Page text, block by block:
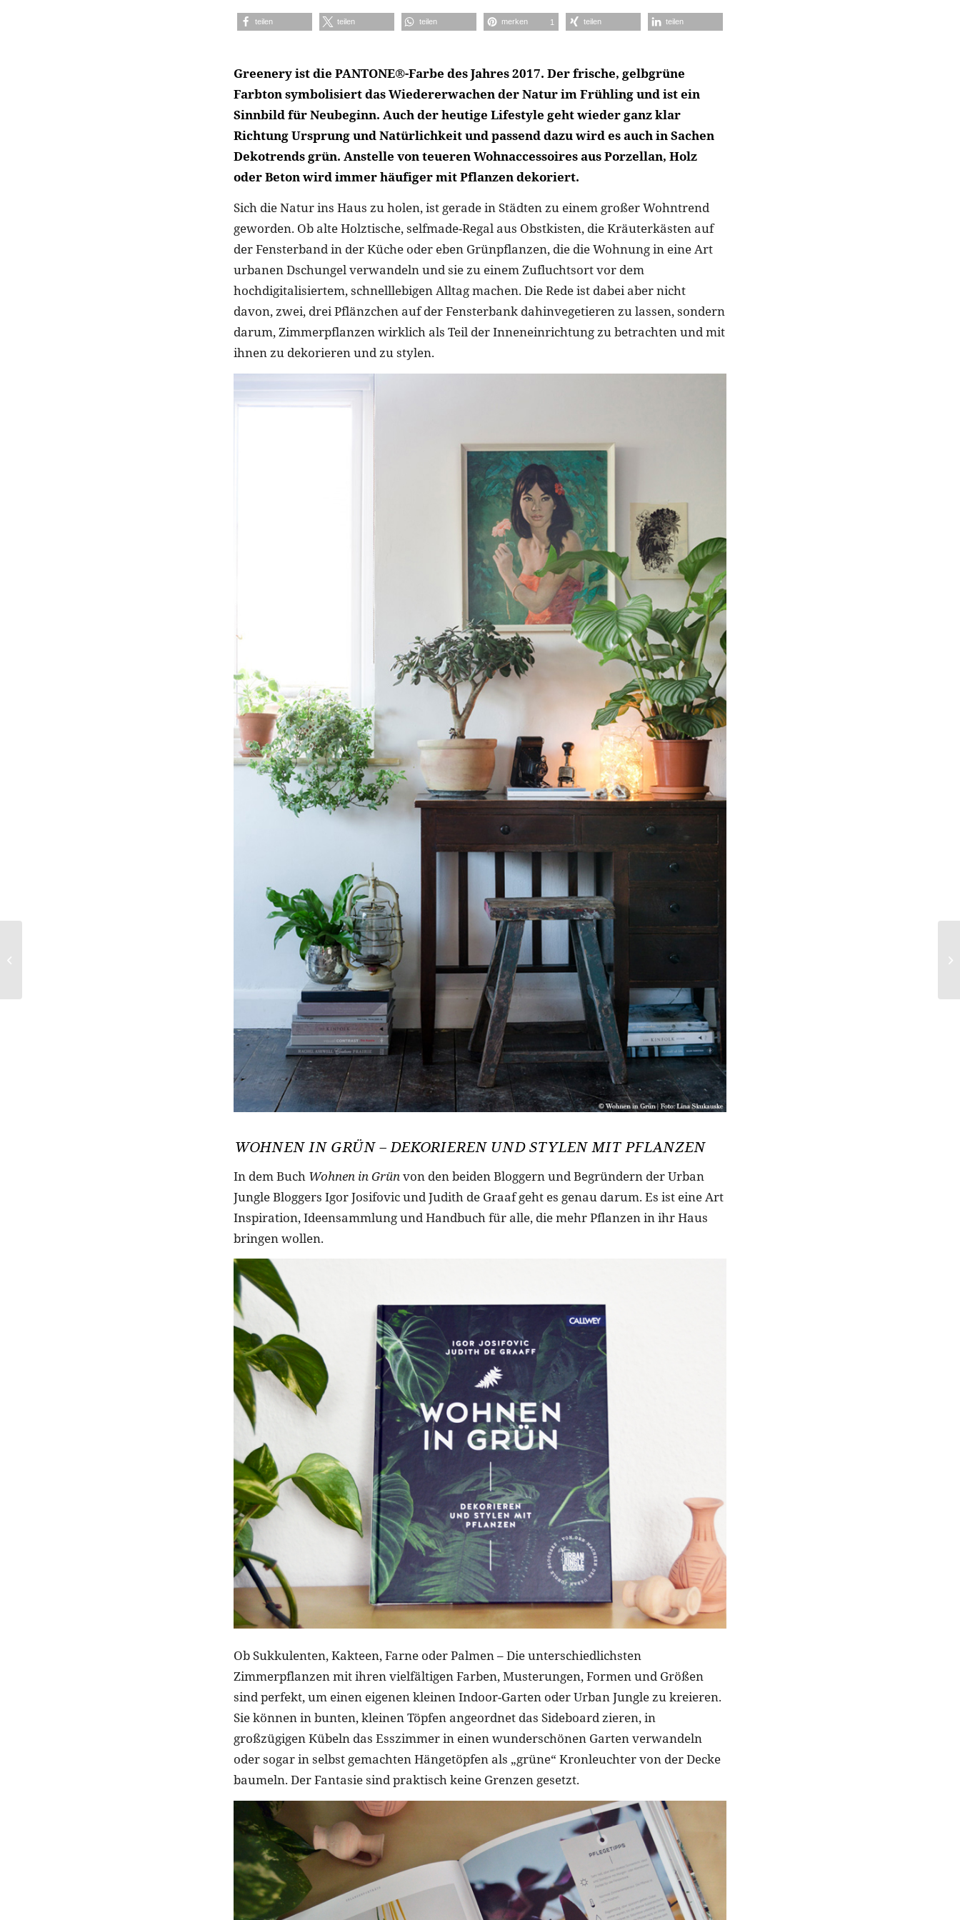
teilen teilen teilen merken 1 teilen teilen
Greenery ist die PANTONE®-Farbe des Jahres 2017. Der frische, gelbgrüne
Farbton symbolisiert das Wiedererwachen der Natur im Frühling und ist ein
Sinnbild für Neubeginn. Auch der heutige Lifestyle geht wieder ganz klar
Richtung Ursprung und Natürlichkeit und passend dazu wird es auch in Sachen
Dekotrends grün. Anstelle von teueren Wohnaccessoires aus Porzellan, Holz
oder Beton wird immer häufiger mit Pflanzen dekoriert.
Sich die Natur ins Haus zu holen, ist gerade in Städten zu einem großer Wohntrend
geworden. Ob alte Holztische, selfmade-Regal aus Obstkisten, die Kräuterkästen auf
der Fensterband in der Küche oder eben Grünpflanzen, die die Wohnung in eine Art
urbanen Dschungel verwandeln und sie zu einem Zufluchtsort vor dem
hochdigitalisiertem, schnelllebigen Alltag machen. Die Rede ist dabei aber nicht
davon, zwei, drei Pflänzchen auf der Fensterbank dahinvegetieren zu lassen, sondern
darum, Zimmerpflanzen wirklich als Teil der Inneneinrichtung zu betrachten und mit
ihnen zu dekorieren und zu stylen.
WOHNEN IN GRÜN – DEKORIEREN UND STYLEN MIT PFLANZEN
In dem Buch Wohnen in Grünvon den beiden Bloggern und Begründern der Urban
Jungle Bloggers Igor Josifovic und Judith de Graaf geht es genau darum. Es ist eine Art
Inspiration, Ideensammlung und Handbuch für alle, die mehr Pflanzen in ihr Haus
bringen wollen.
Ob Sukkulenten, Kakteen, Farne oder Palmen – Die unterschiedlichsten
Zimmerpflanzen mit ihren vielfältigen Farben, Musterungen, Formen und Größen
sind perfekt, um einen eigenen kleinen Indoor-Garten oder Urban Jungle zu kreieren.
Sie können in bunten, kleinen Töpfen angeordnet das Sideboard zieren, in
großzügigen Kübeln das Esszimmer in einen wunderschönen Garten verwandeln
oder sogar in selbst gemachten Hängetöpfen als „grüne“ Kronleuchter von der Decke
baumeln. Der Fantasie sind praktisch keine Grenzen gesetzt.